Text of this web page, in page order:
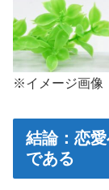
※イメージ画像
結論：恋
である